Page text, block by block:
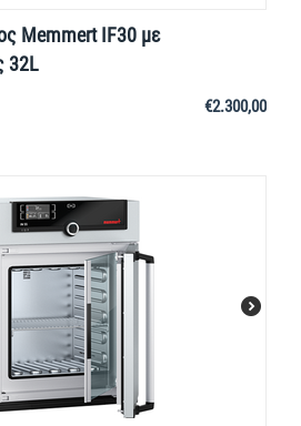
Memmert IF30 με
32L
€2.300,00